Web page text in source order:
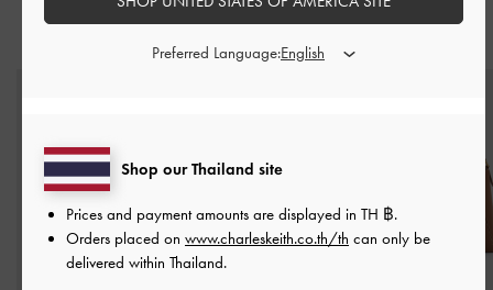
สไตล์ลุคด้วย
Shop our Thailand site
Prices and payment amounts are displayed in TH ฿.
Orders placed on www.charleskeith.co.th/th can only be
delivered within Thailand.
Preferred Language: